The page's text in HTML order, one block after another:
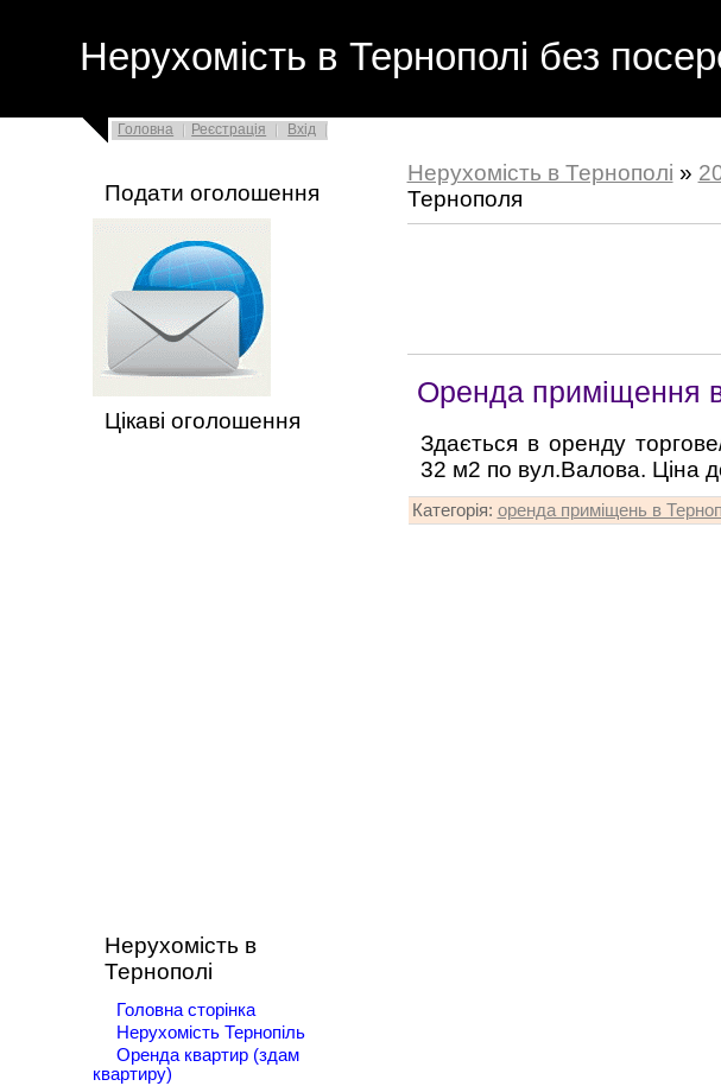
Нерухомість в Тернополі без
Головна Реєстрація Вхід
Подати оголошення
Цікаві оголошення
Нерухомість в
Тернополі
Головна сторінка
Нерухомість Тернопіль
Оренда квартир (здам
квартиру)
Нерухомість в Тернополі »
Тернополя
Оренда приміщення
Здається в оренду
32 м2 по вул.Валова. Ціна
Категорія: оренда приміщень в